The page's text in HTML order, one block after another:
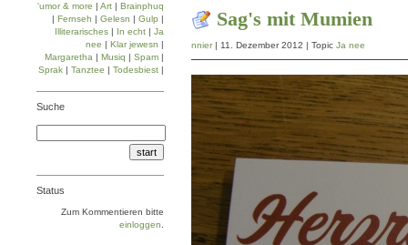
Sag's mit Mumien
nnier| 11. Dezember 2012 | Topic Ja nee
'umor & more | Art | Brainphuq
| Fernseh | Gelesn | Gulp |
Illiterarisches | In echt | Ja
nee | Klar jewesn |
Margaretha | Musiq | Spam |
Sprak | Tanztee | Todesbiest |
Suche
Status
Zum Kommentieren bitte
einloggen